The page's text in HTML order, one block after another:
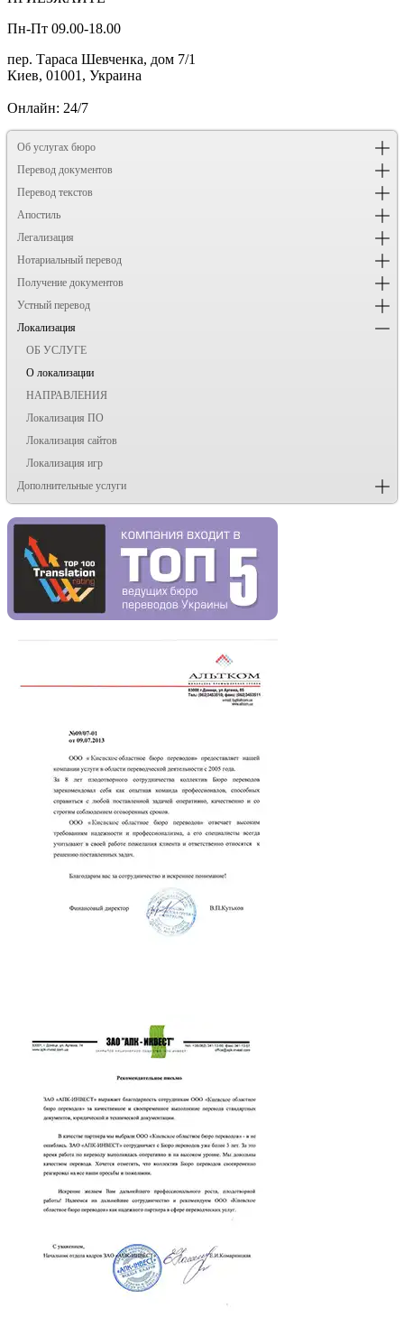
Пн-Пт 09.00-18.00
пер. Тараса Шевченка, дом 7/1
Киев, 01001, Украина
Онлайн: 24/7
Об услугах бюро
Перевод документов
Перевод текстов
Апостиль
Легализация
Нотариальный перевод
Получение документов
Устный перевод
Локализация
ОБ УСЛУГЕ
О локализации
НАПРАВЛЕНИЯ
Локализация ПО
Локализация сайтов
Локализация игр
Дополнительные услуги